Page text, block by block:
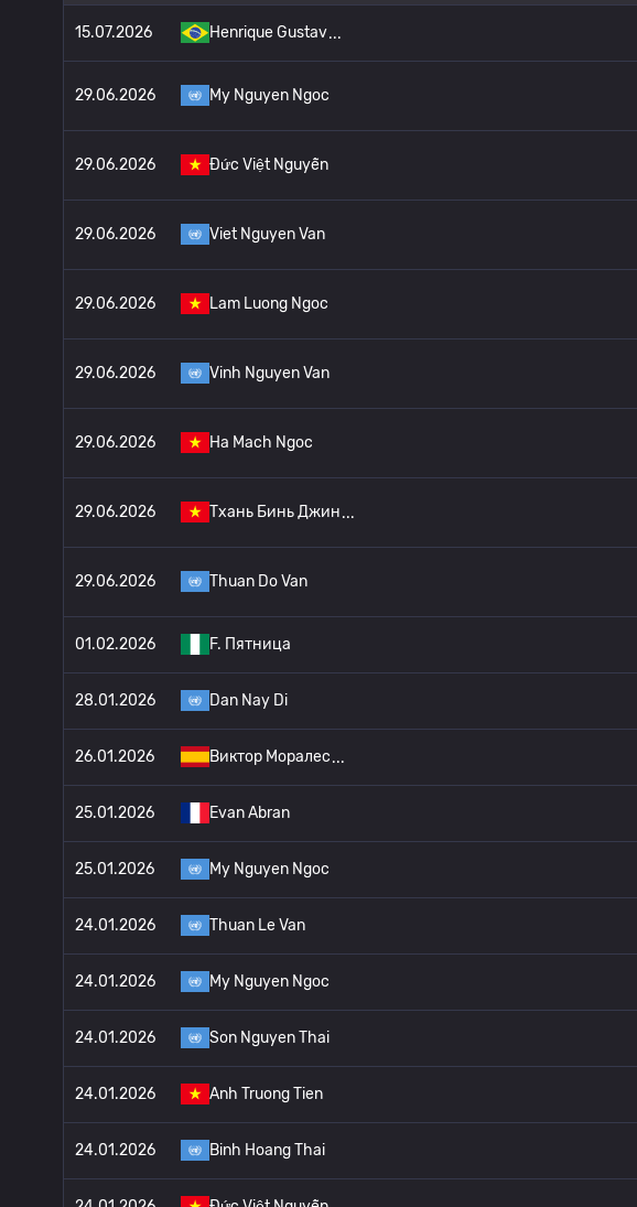
15.07.2026 Henrique Gustav
29.06.2026 My Nguyen Ngoc
29.06.2026 Đức Việt Nguyễn
29.06.2026 Viet Nguyen Van
29.06.2026 Lam Luong Ngoc
29.06.2026 Vinh Nguyen Van
29.06.2026 Ha Mach Ngoc
29.06.2026 Тхань Бинь Джин
29.06.2026 Thuan Do Van
01.02.2026 F. Пятница
28.01.2026 Dan Nay Di
26.01.2026 Виктор Моралес
25.01.2026 Evan Abran
25.01.2026 My Nguyen Ngoc
24.01.2026 Thuan Le Van
24.01.2026 My Nguyen Ngoc
24.01.2026 Son Nguyen Thai
24.01.2026 Anh Truong Tien
24.01.2026 Binh Hoang Thai